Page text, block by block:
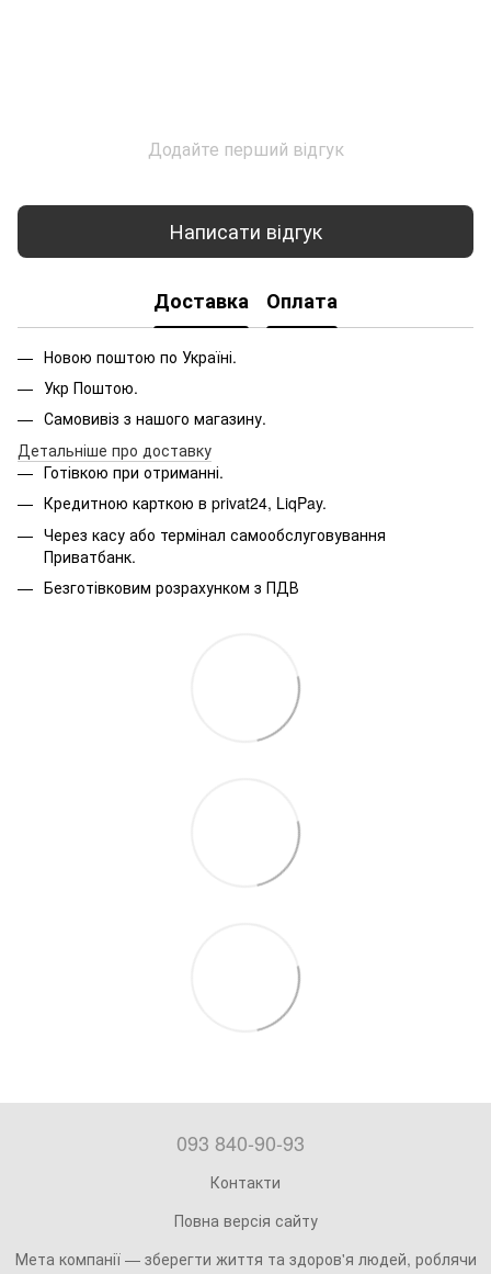
Додайте перший відгук
Написати відгук
Доставка Оплата
Новою поштою по Україні.
Укр Поштою.
Самовивіз з нашого магазину.
Детальніше про доставку
Готівкою при отриманні.
Кредитною карткою в privat24, LiqPay.
Через касу або термінал самообслуговування
Приватбанк.
Безготівковим розрахунком з ПДВ
093 840-90-93
Контакти
Повна версія сайту
Мета компанії — зберегти життя та здоров'я людей, роблячи